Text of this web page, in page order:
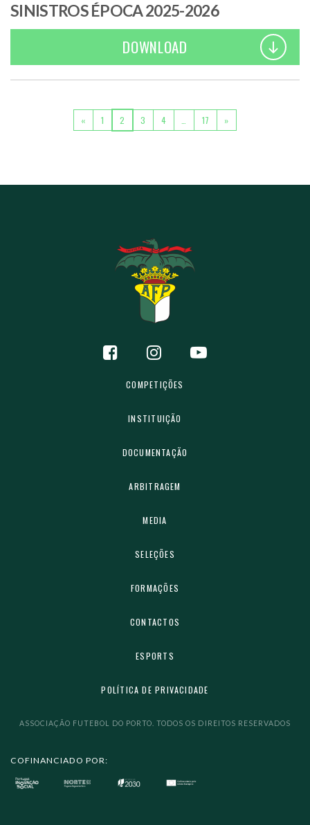
SINISTROS ÉPOCA 2025-2026
DOWNLOAD
POSTS NAVIGATION
« 1 2 3 4 … 17 »
COMPETIÇÕES
INSTITUIÇÃO
DOCUMENTAÇÃO
ARBITRAGEM
MEDIA
SELEÇÕES
FORMAÇÕES
CONTACTOS
ESPORTS
POLÍTICA DE PRIVACIDADE
ASSOCIAÇÃO FUTEBOL DO PORTO. TODOS OS DIREITOS RESERVADOS
COFINANCIADO POR: